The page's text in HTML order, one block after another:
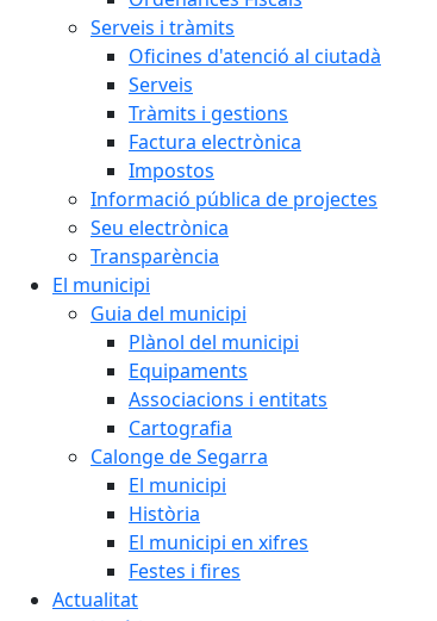
Serveis i tràmits
Oficines d'atenció al ciutadà
Serveis
Tràmits i gestions
Factura electrònica
Impostos
Informació pública de projectes
Seu electrònica
Transparència
El municipi
Guia del municipi
Plànol del municipi
Equipaments
Associacions i entitats
Cartografia
Calonge de Segarra
El municipi
Història
El municipi en xifres
Festes i fires
Actualitat